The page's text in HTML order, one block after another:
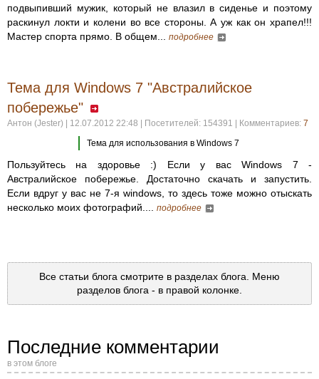
подвыпивший мужик, который не влазил в сиденье и поэтому
раскинул локти и колени во все стороны. А уж как он храпел!!!
Мастер спорта прямо. В общем... подробнее
Тема для Windows 7 "Австралийское
побережье"
Антон (Jester) | 12.07.2012 22:48 | Посетителей: 154391 | Комментариев: 7
Тема для использования в Windows 7
Пользуйтесь на здоровье :) Если у вас Windows 7 -
Австралийское побережье. Достаточно скачать и запустить.
Если вдруг у вас не 7-я windows, то здесь тоже можно отыскать
несколько моих фотографий.... подробнее
Все статьи блога смотрите в разделах блога. Меню
разделов блога - в правой колонке.
Последние комментарии
в этом блоге